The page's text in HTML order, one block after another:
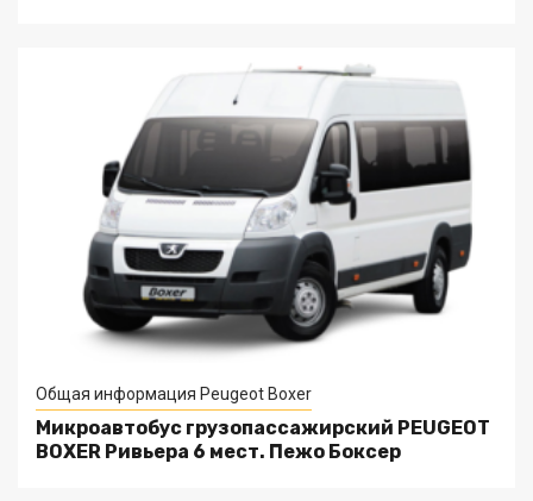
Общая информация Peugeot Boxer
Микроавтобус грузопассажирский PEUGEOT
BOXER Ривьера 6 мест. Пежо Боксер